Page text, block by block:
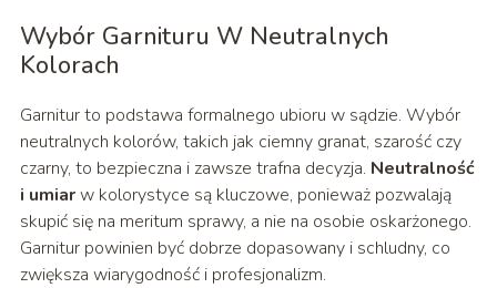
Wybór Garnituru W Neutralnych
Kolorach
Garnitur to podstawa formalnego ubioru w sądzie. Wybór
neutralnych kolorów, takich jak ciemny granat, szarość czy
czarny, to bezpieczna i zawsze trafna decyzja. Neutralność
i umiarw kolorystyce są kluczowe, ponieważ pozwalają
skupić się na meritum sprawy, a nie na osobie oskarżonego.
Garnitur powinien być dobrze dopasowany i schludny, co
zwiększa wiarygodność i profesjonalizm.